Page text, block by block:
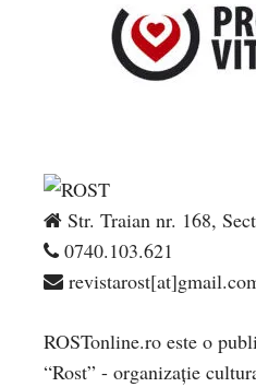
Str. Traian nr. 168,
0740.103.621
ROSTonline.ro este o
“Rost” - organizaţie